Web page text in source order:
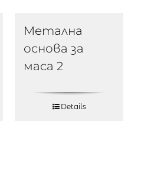
Метална
основа за
маса 2
Details